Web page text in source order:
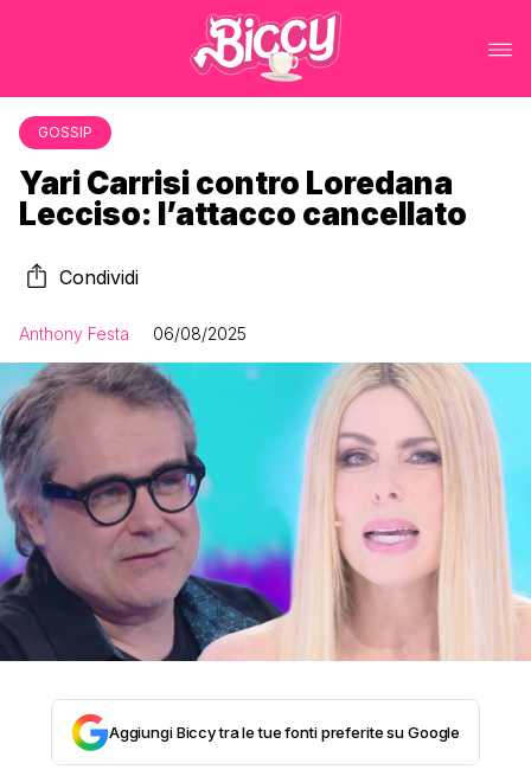
GOSSIP
Yari Carrisi contro Loredana
Lecciso: l’attacco cancellato
Condividi
Anthony Festa 06/08/2025
Aggiungi Biccy tra le tue fonti preferite su Google